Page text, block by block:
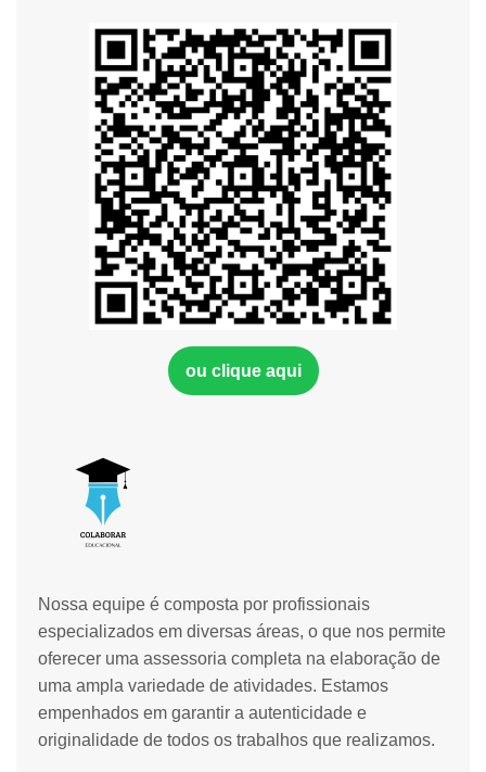
Nossa equipe é composta por profissionais
especializados em diversas áreas, o que nos permite
oferecer uma assessoria completa na elaboração de
uma ampla variedade de atividades. Estamos
empenhados em garantir a autenticidade e
originalidade de todos os trabalhos que realizamos.
ou clique aqui